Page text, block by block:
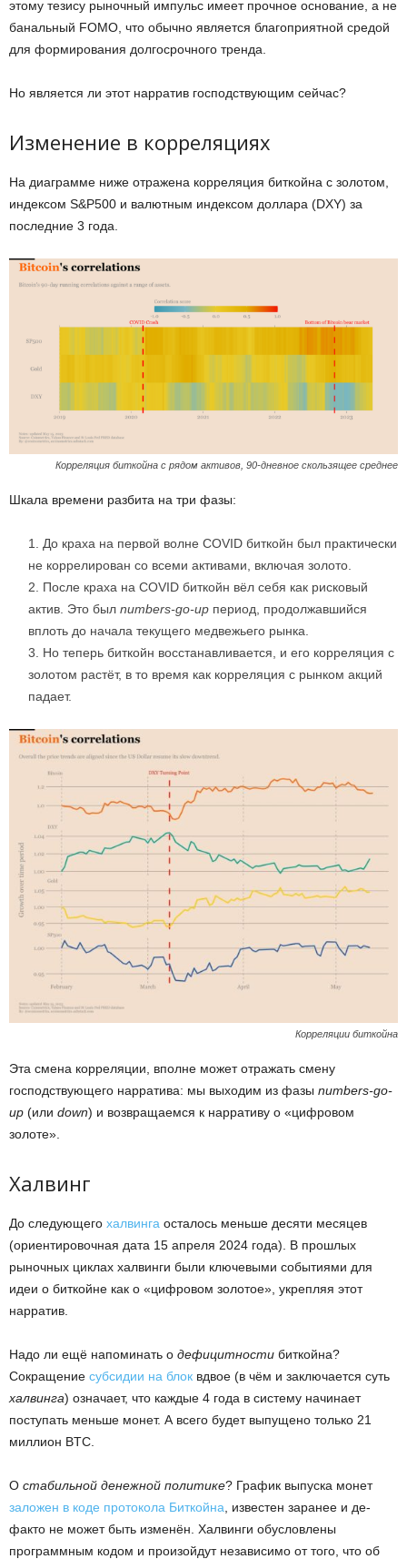
этому тезису рыночный импульс имеет прочное основание, а не
банальный FOMO, что обычно является благоприятной средой
для формирования долгосрочного тренда.
Но является ли этот нарратив господствующим сейчас?
Изменение в корреляциях
На диаграмме ниже отражена корреляция биткойна с золотом,
индексом S&P500 и валютным индексом доллара (DXY) за
последние 3 года.
Корреляция биткойна с рядом активов, 90-дневное скользящее среднее
Шкала времени разбита на три фазы:
До краха на первой волне COVID биткойн был практически
не коррелирован со всеми активами, включая золото.
После краха на COVID биткойн вёл себя как рисковый
актив. Это был numbers-go-up период, продолжавшийся
вплоть до начала текущего медвежьего рынка.
Но теперь биткойн восстанавливается, и его корреляция с
золотом растёт, в то время как корреляция с рынком акций
падает.
Корреляции биткойна
Эта смена корреляции, вполне может отражать смену
господствующего нарратива: мы выходим из фазы numbers-go-
up (или down) и возвращаемся к нарративу о «цифровом
золоте».
Халвинг
До следующего халвинга осталось меньше десяти месяцев
(ориентировочная дата 15 апреля 2024 года). В прошлых
рыночных циклах халвинги были ключевыми событиями для
идеи о биткойне как о «цифровом золотое», укрепляя этот
нарратив.
Надо ли ещё напоминать о дефицитности биткойна?
Сокращение субсидии на блок вдвое (в чём и заключается суть
халвинга) означает, что каждые 4 года в систему начинает
поступать меньше монет. А всего будет выпущено только 21
миллион BTC.
О стабильной денежной политике? График выпуска монет
заложен в коде протокола Биткойна , известен заранее и де-
факто не может быть изменён. Халвинги обусловлены
программным кодом и произойдут независимо от того, что об